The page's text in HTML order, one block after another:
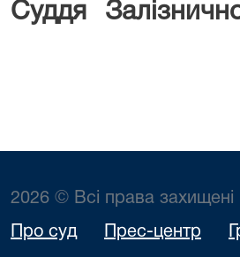
Суддя
І.С.
2026 © Всі права захищені
Про суд Прес-центр